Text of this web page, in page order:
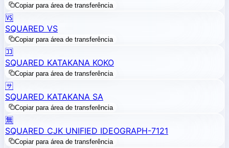
Copiar para área de transferência
🆚
SQUARED VS
Copiar para área de transferência
🈁
SQUARED KATAKANA KOKO
Copiar para área de transferência
🈂️
SQUARED KATAKANA SA
Copiar para área de transferência
🈚
SQUARED CJK UNIFIED IDEOGRAPH-7121
Copiar para área de transferência